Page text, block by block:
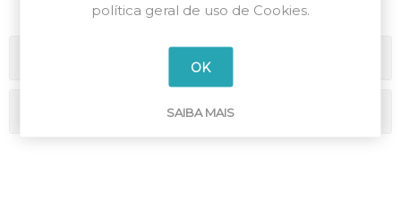
política geral de uso de Cookies.
OK
SAIBA MAIS